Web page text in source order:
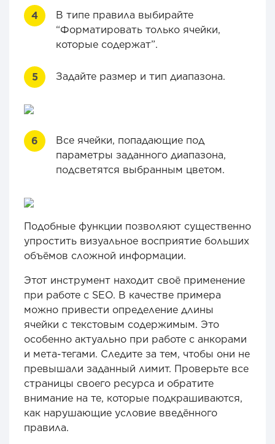
В типе правила выбирайте
“Форматировать только ячейки,
которые содержат”.
Задайте размер и тип диапазона.
Все ячейки, попадающие под
параметры заданного диапазона,
подсветятся выбранным цветом.
Подобные функции позволяют существенно
упростить визуальное восприятие больших
объёмов сложной информации.
Этот инструмент находит своё применение
при работе с SEO. В качестве примера
можно привести определение длины
ячейки с текстовым содержимым. Это
особенно актуально при работе с анкорами
и мета-тегами. Следите за тем, чтобы они не
превышали заданный лимит. Проверьте все
страницы своего ресурса и обратите
внимание на те, которые подкрашиваются,
как нарушающие условие введённого
правила.